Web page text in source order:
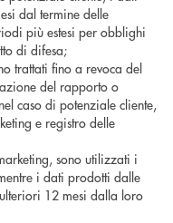
dal termine delle
più estesi per obblighi
di difesa;
trattati fino a revoca del
del rapporto o
caso di potenziale cliente,
e registro delle
sono utilizzati i
i dati prodotti dalle
12 mesi dalla loro